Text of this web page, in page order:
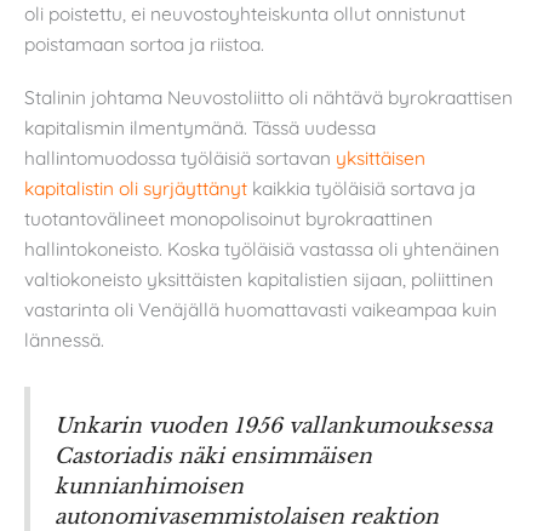
oli poistettu, ei neuvostoyhteiskunta ollut onnistunut
poistamaan sortoa ja riistoa.
Stalinin johtama Neuvostoliitto oli nähtävä byrokraattisen
kapitalismin ilmentymänä. Tässä uudessa
hallintomuodossa työläisiä sortavan yksittäisen
kapitalistin oli syrjäyttänyt kaikkia työläisiä sortava ja
tuotantovälineet monopolisoinut byrokraattinen
hallintokoneisto. Koska työläisiä vastassa oli yhtenäinen
valtiokoneisto yksittäisten kapitalistien sijaan, poliittinen
vastarinta oli Venäjällä huomattavasti vaikeampaa kuin
lännessä.
Unkarin vuoden 1956 vallankumouksessa
Castoriadis näki ensimmäisen
kunnianhimoisen
autonomivasemmistolaisen reaktion